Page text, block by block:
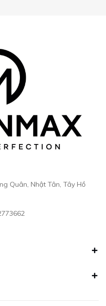
Quân, Nhật Tân, Tây Hồ